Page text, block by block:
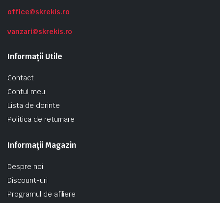
office@skrekis.ro
vanzari@skrekis.ro
Informații Utile
Contact
Contul meu
Lista de dorinte
Politica de returnare
Informații Magazin
Despre noi
Discount-uri
Programul de afiliere